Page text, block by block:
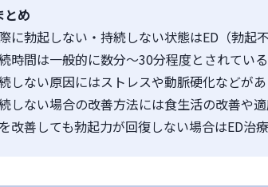
とめ
に勃起しない・持続しない状態はED（勃起
時間は一般的に数分～30分程度とされている
しない原因にはストレスや動脈硬化などが
しない場合の改善方法には食生活の改善や
改善しても勃起力が回復しない場合はED治